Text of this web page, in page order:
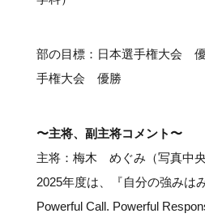
部の目標：日本選手権大会
手権大会 優勝
〜主将、副主将コメント〜
主将：梅木 めぐみ（写真中央
2025年度は、『自分の強みは
Powerful Call. Powerful